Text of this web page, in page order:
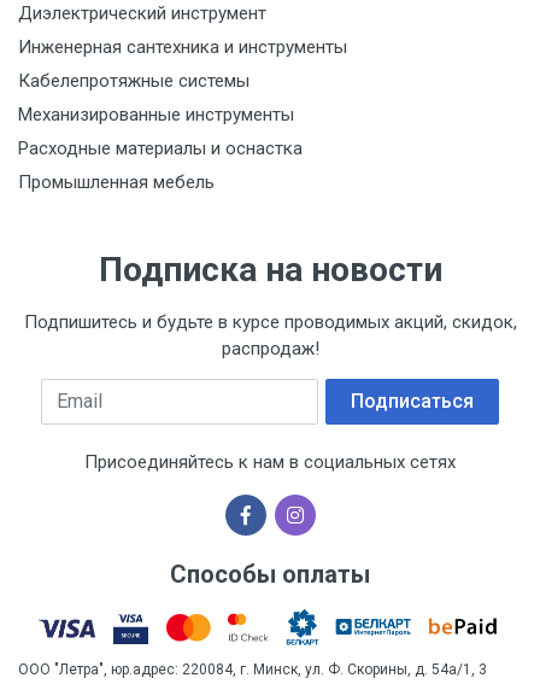
Диэлектрический инструмент
Инженерная сантехника и инструменты
Кабелепротяжные системы
Механизированные инструменты
Расходные материалы и оснастка
Промышленная мебель
Подписка на новости
Подпишитесь и будьте в курсе проводимых акций, скидок,
распродаж!
Email Подписаться
Присоединяйтесь к нам в социальных сетях
Способы оплаты
ООО "Летра", юр.адрес: 220084, г. Минск, ул. Ф. Скорины, д. 54а/1, 3